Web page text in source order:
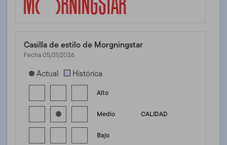
Casilla de estilo de Morgningstar
Fecha 05/31/2026
[products.morningstar-stylebox-title-sr-fixed]
Actual Histórica
Alto
CALIDAD
Medio
Bajo